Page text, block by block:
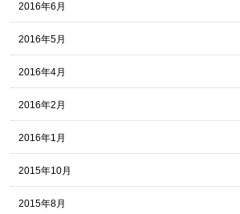
2016年6月
2016年5月
2016年4月
2016年2月
2016年1月
2015年10月
2015年8月